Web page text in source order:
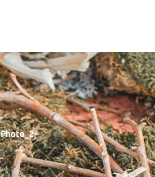
Photo_2